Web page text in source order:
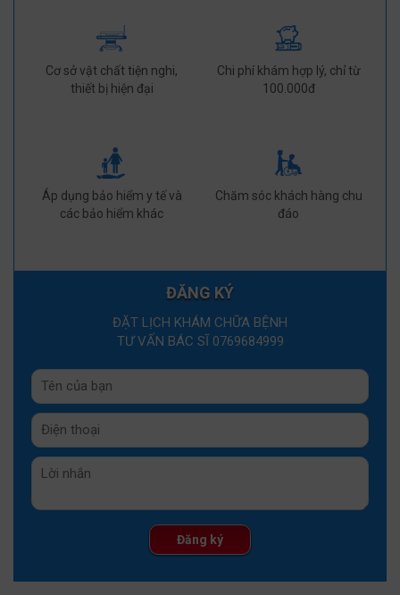
Cơ sở vật chất tiện nghi,
thiết bị hiện đại
Chi phí khám hợp lý, chỉ từ
100.000đ
Áp dụng bảo hiểm y tế và
các bảo hiểm khác
Chăm sóc khách hàng chu
đáo
ĐĂNG KÝ
ĐẶT LỊCH KHÁM CHỮA BỆNH
TƯ VẤN BÁC SĨ 0769684999